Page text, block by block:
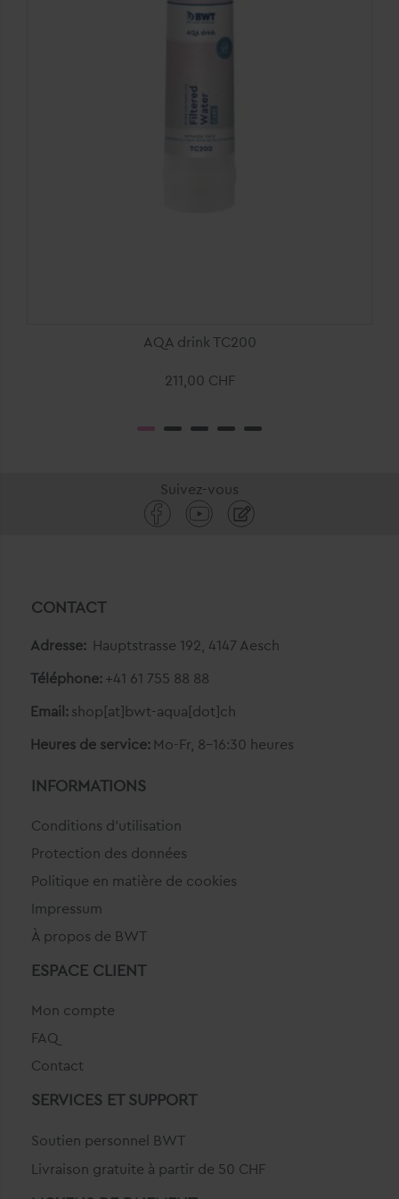
AQA drink TC200
211,00 CHF
Suivez-vous
CONTACT
Adresse: Hauptstrasse 192, 4147 Aesch
Téléphone: +41 61 755 88 88
Email: shop[at]bwt-aqua[dot]ch
Heures de service: Mo-Fr, 8-16:30 heures
INFORMATIONS
Conditions d'utilisation
Protection des données
Politique en matière de cookies
Impressum
À propos de BWT
ESPACE CLIENT
Mon compte
FAQ
Contact
SERVICES ET SUPPORT
Soutien personnel BWT
Livraison gratuite à partir de 50 CHF